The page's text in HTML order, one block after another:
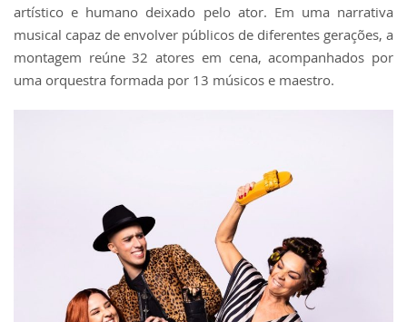
artístico e humano deixado pelo ator. Em uma narrativa
musical capaz de envolver públicos de diferentes gerações, a
montagem reúne 32 atores em cena, acompanhados por
uma orquestra formada por 13 músicos e maestro.